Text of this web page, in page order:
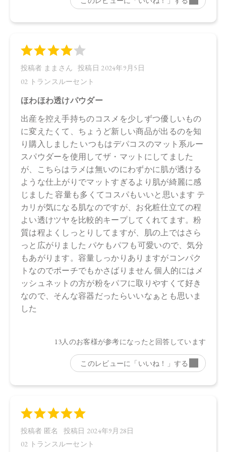
舗にお問い合わせください。
※発売日は予告なく変更する可能性がございます。予めご了
※通常はご注文より１～３営業日での発送となります。
商品によっては、お届けまで１～２週間かかる場合がござい
ますので予めご了承ください。
●パッケージはリニューアル等の理由により、写真と異なる場
合がございます。
●パッケージのリニューアル等の理由により、成分・処方が記
載と異なる場合がございます。
●予告なくパッケージ仕様が変更になる場合がございます。